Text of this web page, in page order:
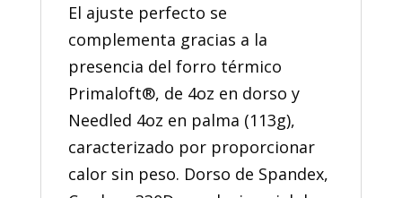
El ajuste perfecto se
complementa gracias a la
presencia del forro térmico
Primaloft®, de 4oz en dorso y
Needled 4oz en palma (113g),
caracterizado por proporcionar
calor sin peso. Dorso de Spandex,